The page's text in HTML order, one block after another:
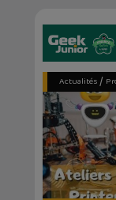
Actualités/